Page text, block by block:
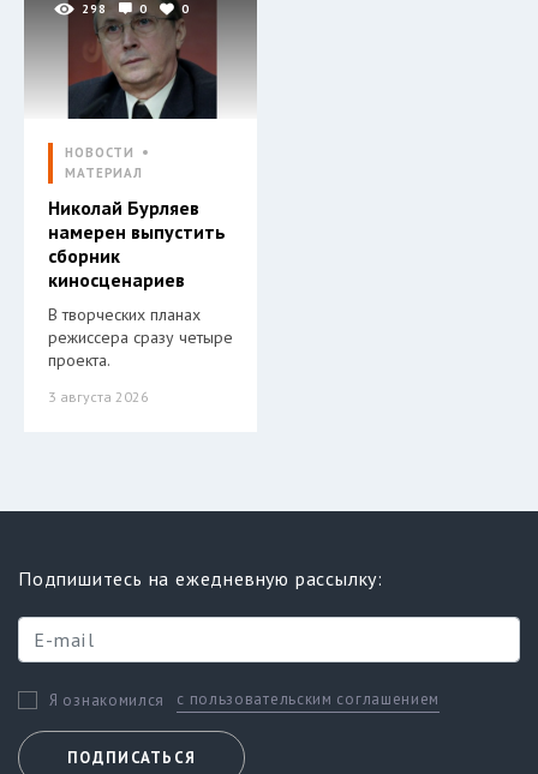
298 0 0
НОВОСТИ
МАТЕРИАЛ
Николай Бурляев
намерен выпустить
сборник
киносценариев
В творческих планах
режиссера сразу четыре
проекта.
3 августа 2026
Подпишитесь на ежедневную рассылку:
Я ознакомился с пользовательским соглашением
ПОДПИСАТЬСЯ